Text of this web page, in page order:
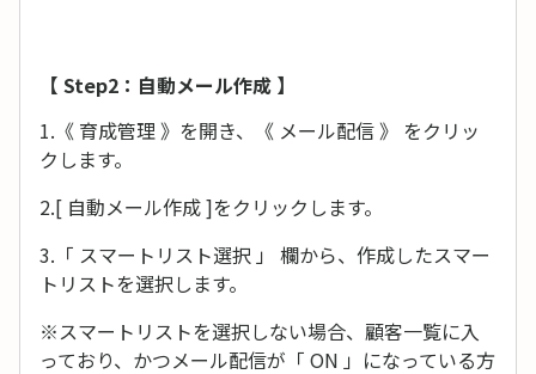
【 Step2：自動メール作成 】
1.《 育成管理 》を開き、《 メール配信 》 をクリッ
クします。
2.[ 自動メール作成 ]をクリックします。
3.「 スマートリスト選択 」 欄から、作成したスマー
トリストを選択します。
※スマートリストを選択しない場合、顧客一覧に入
っており、かつメール配信が「 ON 」になっている方